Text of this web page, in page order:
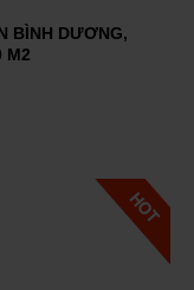
BÌNH DƯƠNG,
M2